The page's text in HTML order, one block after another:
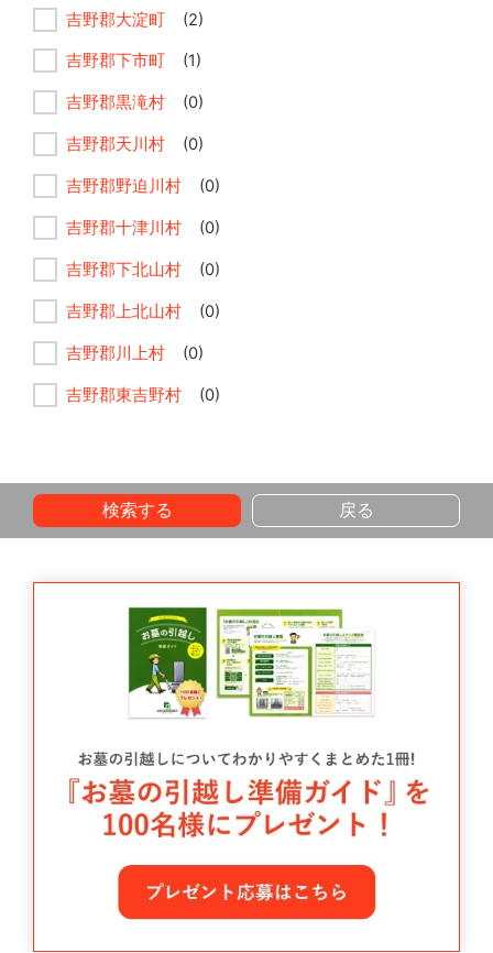
吉野郡大淀町 (2)
吉野郡下市町 (1)
吉野郡黒滝村 (0)
吉野郡天川村 (0)
吉野郡野迫川村 (0)
吉野郡十津川村 (0)
吉野郡下北山村 (0)
吉野郡上北山村 (0)
吉野郡川上村 (0)
吉野郡東吉野村 (0)
検索する 戻る